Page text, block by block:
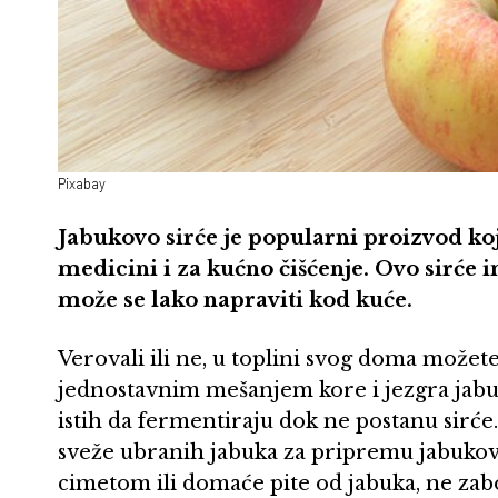
Pixabay
Jabukovo sirće je popularni proizvod
medicini i za kućno čišćenje. Ovo sirće
može se lako napraviti kod kuće.
Verovali ili ne, u toplini svog doma
jednostavnim mešanjem kore i jezgra
istih da fermentiraju dok ne postanu
sveže ubranih jabuka za pripremu
cimetom ili domaće pite od jabuka, ne